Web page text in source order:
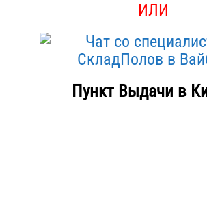
ИЛИ
Пункт Выдачи в